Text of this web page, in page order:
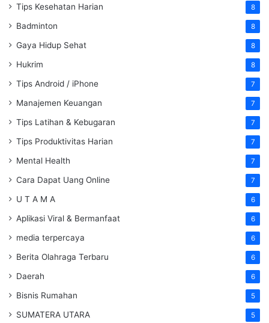
Tips Kesehatan Harian 8
Badminton 8
Gaya Hidup Sehat 8
Hukrim 8
Tips Android / iPhone 7
Manajemen Keuangan 7
Tips Latihan & Kebugaran 7
Tips Produktivitas Harian 7
Mental Health 7
Cara Dapat Uang Online 7
U T A M A 6
Aplikasi Viral & Bermanfaat 6
media terpercaya 6
Berita Olahraga Terbaru 6
Daerah 6
Bisnis Rumahan 5
SUMATERA UTARA 5